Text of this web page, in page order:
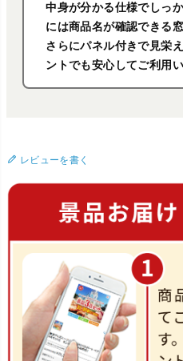
中身が分かる仕様でしっ
には商品名が確認できる窓
さらにパネル付きで見栄
ントでも安心してご利用
レビューを書く